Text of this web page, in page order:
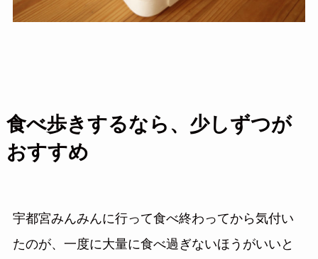
食べ歩きするなら、少しずつが
おすすめ
宇都宮みんみんに行って食べ終わってから気付い
たのが、一度に大量に食べ過ぎないほうがいいと